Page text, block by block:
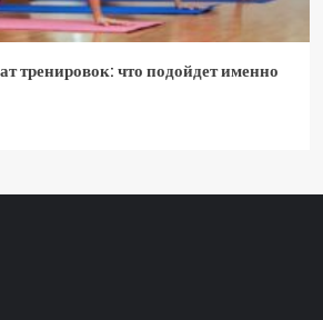
тренировок: что подойдет именно